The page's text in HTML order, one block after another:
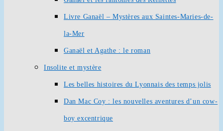
Livre Ganaël – Mystères aux Saintes-Maries-de-
la-Mer
Ganaël et Agathe : le roman
Insolite et mystère
Les belles histoires du Lyonnais des temps jolis
Dan Mac Coy : les nouvelles aventures d’un cow-
boy excentrique